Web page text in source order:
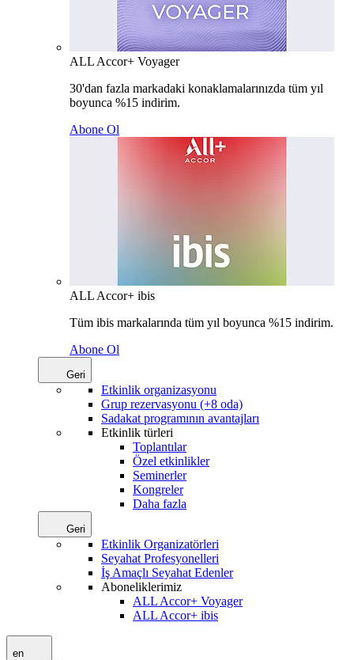
ALL Accor+ Voyager
30'dan fazla markadaki konaklamalarınızda tüm yıl
boyunca %15 indirim.
Abone Ol
ALL Accor+ ibis
Tüm ibis markalarında tüm yıl boyunca %15 indirim.
Abone Ol
Geri
Etkinlik organizasyonu
Grup rezervasyonu (+8 oda)
Sadakat programının avantajları
Etkinlik türleri
Toplantılar
Özel etkinlikler
Seminerler
Kongreler
Daha fazla
Geri
Etkinlik Organizatörleri
Seyahat Profesyonelleri
İş Amaçlı Seyahat Edenler
Aboneliklerimiz
ALL Accor+ Voyager
ALL Accor+ ibis
en